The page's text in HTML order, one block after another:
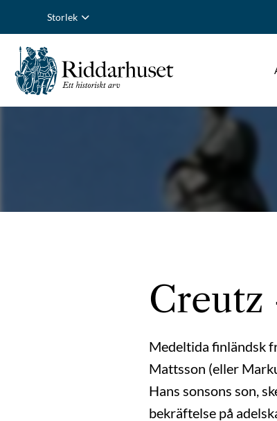
Storlek
Creutz
Medeltida finländsk
Mattsson (eller
Hans sonsons son,
bekräftelse på